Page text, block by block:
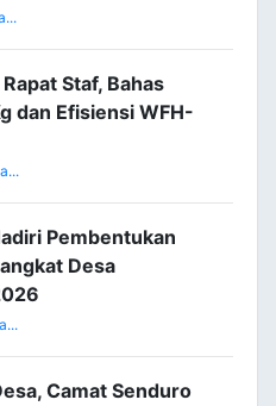
Staf, Bahas
dan Efisiensi WFH-
Pembentukan
Desa
Camat Senduro